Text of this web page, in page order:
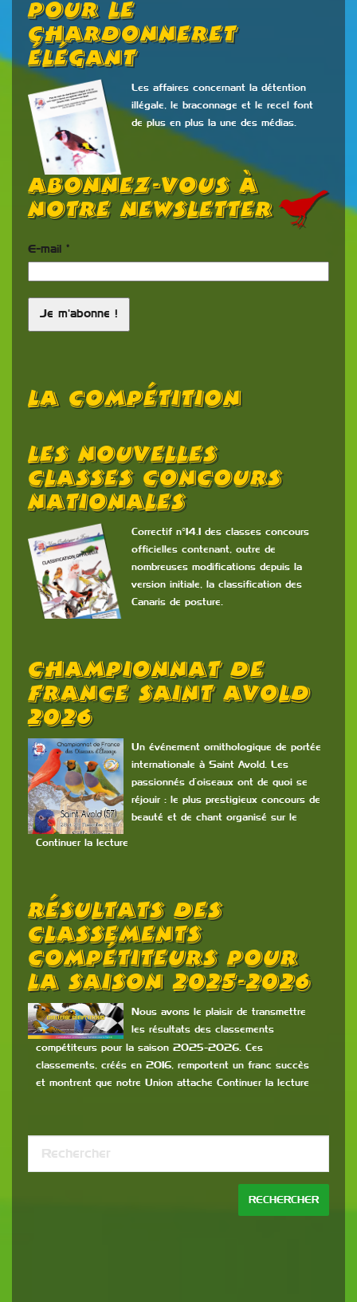
Pour Le
Chardonneret
Élégant
Les affaires concernant la détention
illégale, le braconnage et le recel font
de plus en plus la une des médias.
Abonnez-vous à
notre newsletter
E-mail *
La Compétition
Les Nouvelles
Classes Concours
Nationales
Correctif n°14.1 des classes concours
officielles contenant, outre de
nombreuses modifications depuis la
version initiale, la classification des
Canaris de posture.
Championnat De
France Saint Avold
2026
Un événement ornithologique de portée
internationale à Saint Avold. Les
passionnés d’oiseaux ont de quoi se
réjouir : le plus prestigieux concours de
beauté et de chant organisé sur le
Continuer la lecture
Résultats Des
Classements
Compétiteurs Pour
La Saison 2025-2026
Nous avons le plaisir de transmettre
les résultats des classements
compétiteurs pour la saison 2025-2026. Ces
classements, créés en 2016, remportent un franc succès
et montrent que notre Union attache Continuer la lecture